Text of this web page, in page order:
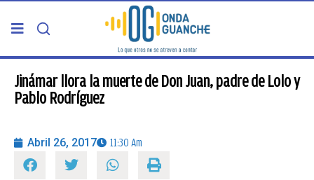
PORTADA
GRAN CANARIA
Jinámar llora la muerte de Don Juan, padre de Lolo y
Pablo Rodríguez
Abril 26, 2017 11:30 Am